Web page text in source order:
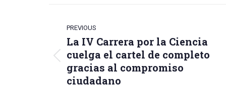
navigation
PREVIOUS
Previous
post:
La IV Carrera por la Ciencia
cuelga el cartel de completo
gracias al compromiso
ciudadano